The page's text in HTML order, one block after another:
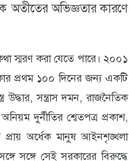
অভিজ্ঞতার কারণে
স্মরণ করা যেতে পারে। ২০০১
প্রথম ১০০ দিনের জন্য একটি
সন্ত্রাস দমন, রাজনৈতিক
দুর্নীতির শ্বেতপত্র প্রকাশ,
প্রায় অর্ধেক মানুষ আইনশৃঙ্খলা
সঙ্গে সেই সরকারের বিরুদ্ধে